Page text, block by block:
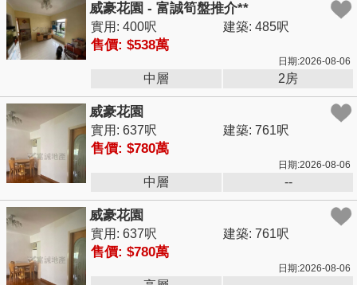
威豪花園 - 富誠筍盤推介**
實用: 400呎 建築: 485呎
售價: $538萬
日期:2026-08-06
中層 2房
威豪花園
實用: 637呎 建築: 761呎
售價: $780萬
日期:2026-08-06
中層 --
威豪花園
實用: 637呎 建築: 761呎
售價: $780萬
日期:2026-08-06